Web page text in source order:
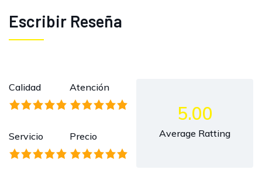
Escribir Reseña
Calidad Atención
Servicio Precio
5.00
Average Ratting